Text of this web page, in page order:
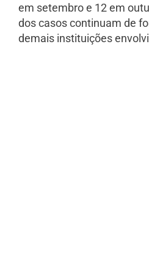
em setembro e 12 em
dos casos continuam de
demais instituições